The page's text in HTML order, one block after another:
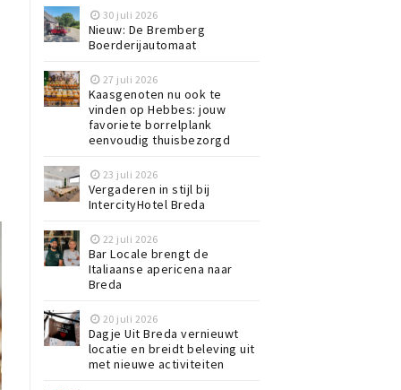
30 juli 2026
Nieuw: De Bremberg
Boerderijautomaat
27 juli 2026
Kaasgenoten nu ook te
vinden op Hebbes: jouw
favoriete borrelplank
eenvoudig thuisbezorgd
23 juli 2026
Vergaderen in stijl bij
IntercityHotel Breda
22 juli 2026
Bar Locale brengt de
Italiaanse apericena naar
Breda
20 juli 2026
Dagje Uit Breda vernieuwt
locatie en breidt beleving uit
met nieuwe activiteiten